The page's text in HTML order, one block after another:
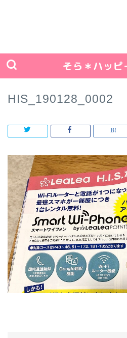
そら＊ハッピ
HIS_190128_0002